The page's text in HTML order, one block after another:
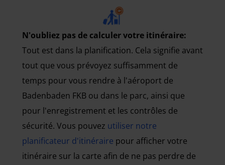
N'oubliez pas de calculer votre itinéraire:
Tout est dans la planification. Cela signifie avant
tout que vous prévoyez suffisamment de
temps pour vous rendre à l'aéroport de
Badenbaden FKB ou dans le parc, ainsi que
pour l'enregistrement et les contrôles de
sécurité. Vous pouvez utiliser notre
planificateur d'itinéraire pour afficher votre
itinéraire sur la carte afin de ne pas perdre de